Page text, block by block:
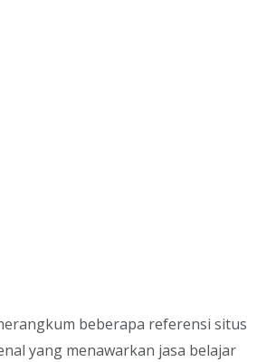
beberapa referensi situs
yang menawarkan jasa belajar